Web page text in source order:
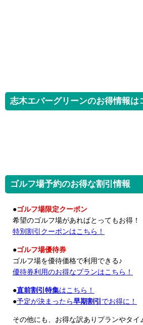
志木エバーグリーンのお得情報は
ゴルフ場予約のお得な割引情報
●ゴルフ場限定クーポン
希望のゴルフ場があればとってもお得！
特別割引クーポンはこちら！
●ゴルフ場優待券
ゴルフ場を優待価格で利用できる♪
優待券利用のお得なプランはこちら！
●直前割引特集はこちら！
●予定が決まったら早期割引 でお得に！
その他にも、お得な訳ありプランやタ